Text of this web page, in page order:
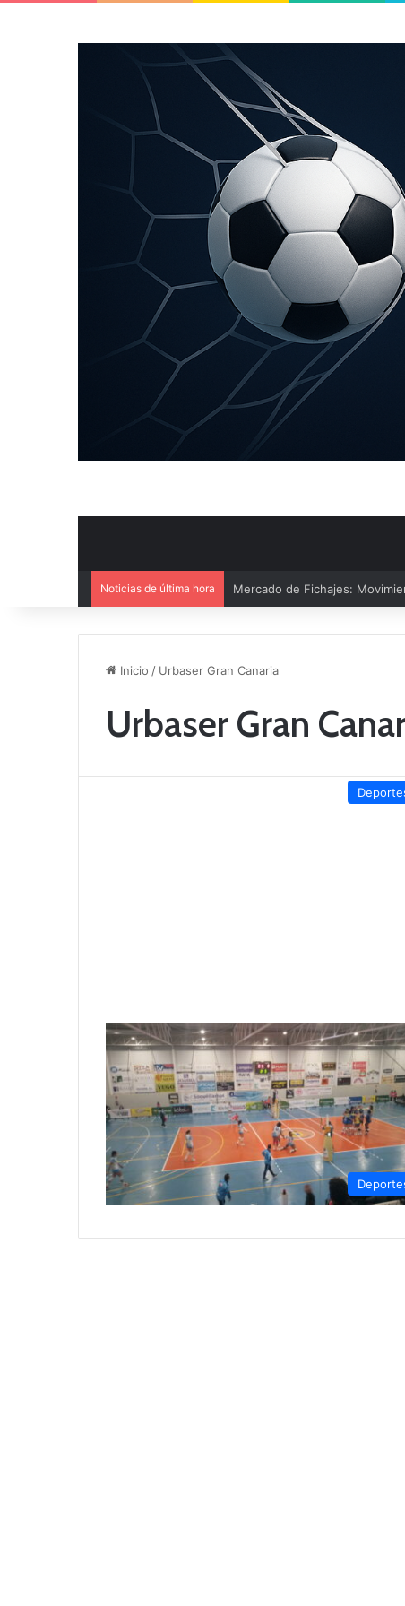
Noticias de última hora El CB Villarrobledo y el CB
Inicio / Urbaser Gran Canaria
Urbaser Gran